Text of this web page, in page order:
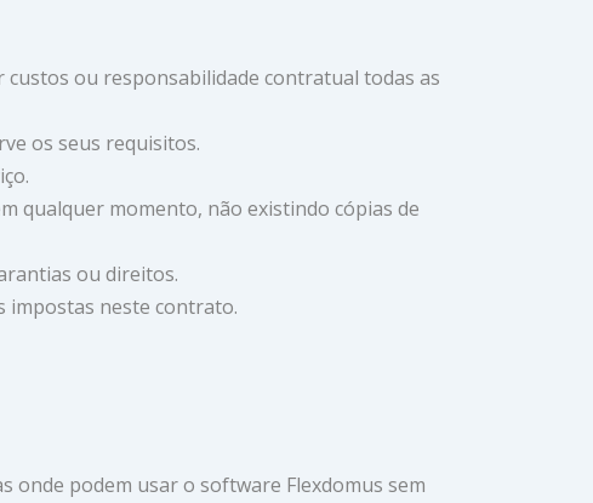
ou responsabilidade contratual todas as
os seus requisitos.
qualquer momento, não existindo cópias de
ou direitos.
impostas neste contrato.
onde podem usar o software Flexdomus sem